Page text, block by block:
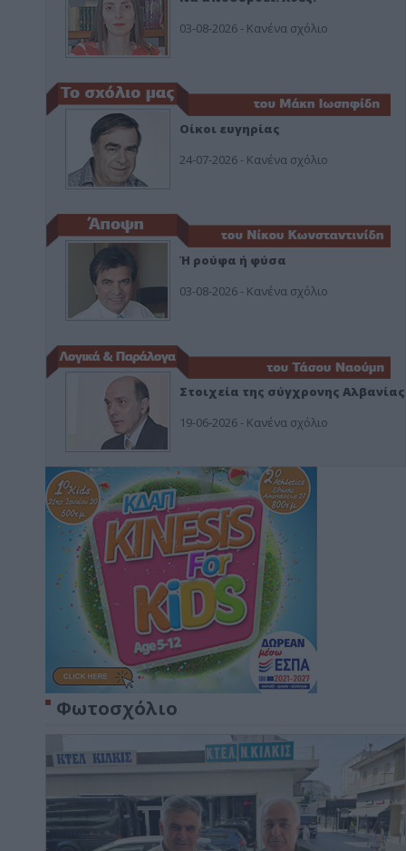
03-08-2026 - Κανένα σχόλιο
Οίκοι ευγηρίας
24-07-2026 - Κανένα σχόλιο
Ή ρούφα ή φύσα
03-08-2026 - Κανένα σχόλιο
Στοιχεία της σύγχρονης Αλβανίας
19-06-2026 - Κανένα σχόλιο
Φωτοσχόλιο